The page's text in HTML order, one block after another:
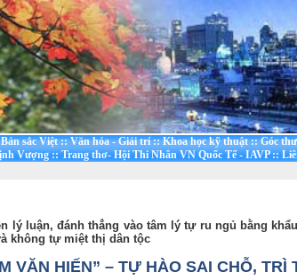
Bản sắc Việt::Văn hóa - Giải trí::Khoa học kỹ thuật::Góc
Vượng::Trang thơ- Hội Thi Nhân VN Quốc Tế - IAVP::
lý luận, đánh thẳng vào tâm lý tự ru ngủ bằng
không tự miệt thị dân tộc
VĂN HIẾN” – TỰ HÀO SAI CHỖ, TRÌ